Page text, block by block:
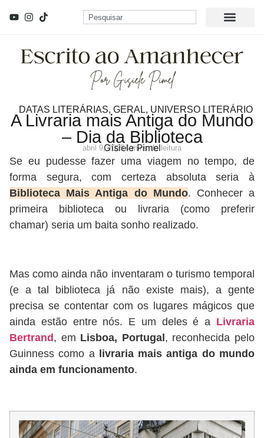
DATAS LITERÁRIAS, GERAL, UNIVERSO LITERÁRIO
A Livraria mais Antiga do Mundo
– Dia da Biblioteca
Gisiele Pimel
abril 9, 20254 mins de leitura
Se eu pudesse fazer uma viagem no tempo, de
forma segura, com certeza absoluta seria à
Biblioteca Mais Antiga do Mundo. Conhecer a
primeira biblioteca ou livraria (como preferir
chamar) seria um baita sonho realizado.
Mas como ainda não inventaram o turismo temporal
(e a tal biblioteca já não existe mais), a gente
precisa se contentar com os lugares mágicos que
ainda estão entre nós. E um deles é a Livraria
Bertrand, em Lisboa, Portugal, reconhecida pelo
Guinness como a livraria mais antiga do mundo
ainda em funcionamento.